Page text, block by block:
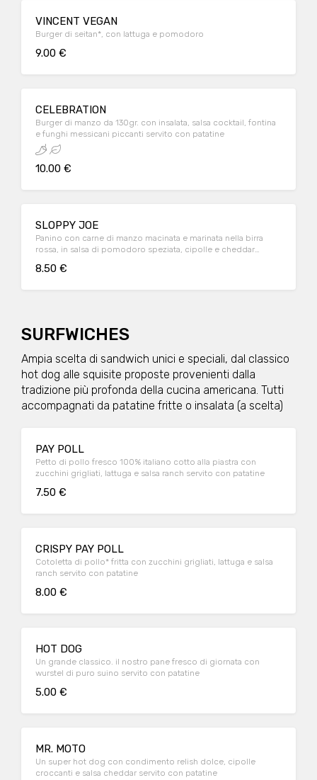
VINCENT VEGAN
Burger di seitan*, con lattuga e pomodoro
9.00 €
CELEBRATION
Burger di manzo da 130gr. con insalata, salsa cocktail, fontina
e funghi messicani piccanti servito con patatine
10.00 €
SLOPPY JOE
Panino con carne di manzo macinata e marinata nella birra
rossa, in salsa di pomodoro speziata, cipolle e cheddar
8.50 €
SURFWICHES
Ampia scelta di sandwich unici e speciali, dal classico
hot dog alle squisite proposte provenienti dalla
tradizione più profonda della cucina americana. Tutti
accompagnati da patatine fritte o insalata (a scelta)
PAY POLL
Petto di pollo fresco 100% italiano cotto alla piastra con
zucchini grigliati, lattuga e salsa ranch servito con patatine
7.50 €
CRISPY PAY POLL
Cotoletta di pollo* fritta con zucchini grigliati, lattuga e salsa
ranch servito con patatine
8.00 €
HOT DOG
Un grande classico. il nostro pane fresco di giornata con
wurstel di puro suino servito con patatine
5.00 €
MR. MOTO
Un super hot dog con condimento relish dolce, cipolle
croccanti e salsa cheddar servito con patatine